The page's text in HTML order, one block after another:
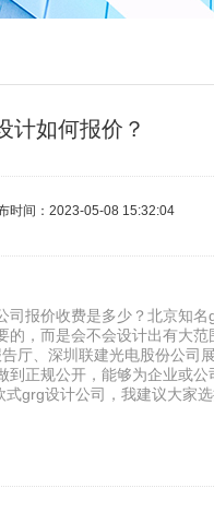
计如何报价？
时间：2023-05-08 15:32:04
司报价收费是多少？北京知
的，而是会不会设计出有大
厅、深圳联建光电股份公司
到正规公开，能够为企业或
grg设计公司，我建议大家选